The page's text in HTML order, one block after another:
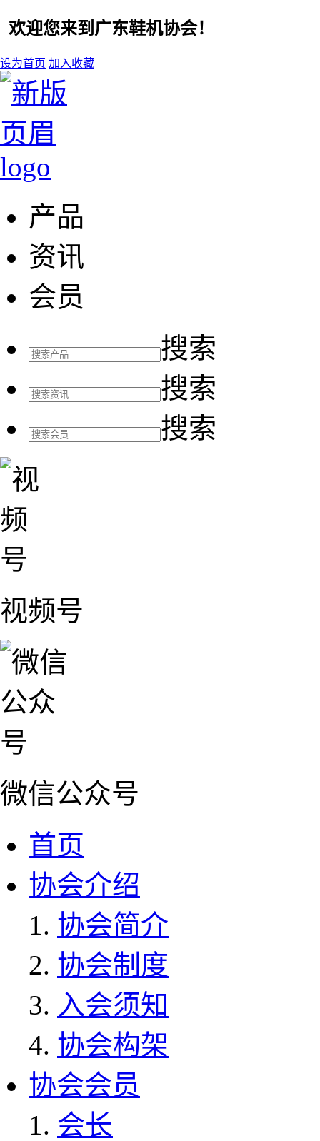
欢迎您来到广东鞋机协会！
设为首页 加入收藏
产品
资讯
会员
搜索
搜索
搜索
视频号
微信公众号
首页
协会介绍
协会简介
协会制度
入会须知
协会构架
协会会员
会长